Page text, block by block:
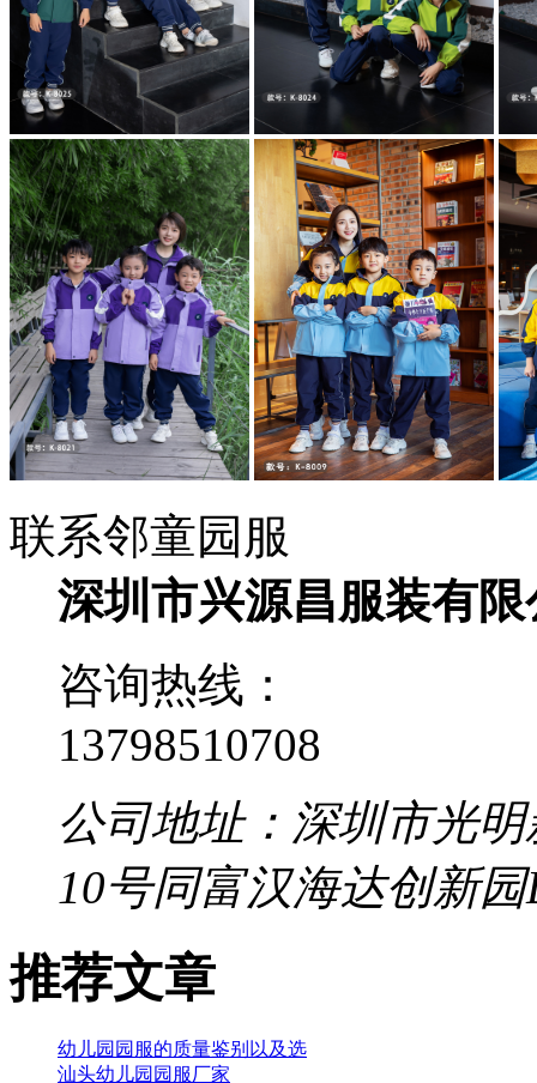
联系邻童园服
深圳市兴源昌服装有限
咨询热线：
13798510708
公司地址：深圳市光
10号同富汉海达创新
推荐文章
幼儿园园服的质量鉴别以及选
汕头幼儿园园服厂家